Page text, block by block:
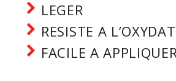
LEGER
RESISTE A
FACILE A